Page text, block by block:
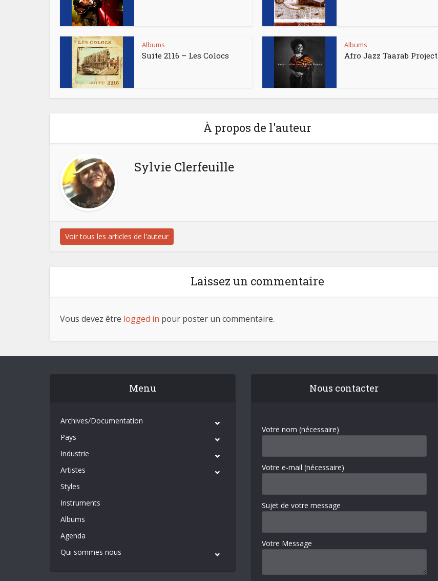
Albums
Suite 2116 – Les Colocs
Albums
Afro Jazz Taarab Project
À propos de l'auteur
Sylvie Clerfeuille
Voir tous les articles de l'auteur
Laissez un commentaire
Vous devez être logged in pour poster un commentaire.
Menu
Archives/Documentation
Pays
Industrie
Artistes
Styles
Instruments
Albums
Agenda
Qui sommes nous
Nous contacter
Votre nom (nécessaire)
Votre e-mail (nécessaire)
Sujet de votre message
Votre Message